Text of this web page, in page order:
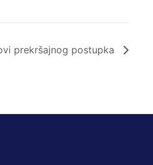
prekršajnog postupka